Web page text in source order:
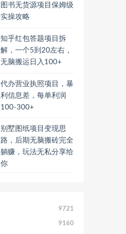
图书无货源项目保姆级
实操攻略
知乎红包答题项目拆
解，一个5到20左右，
无脑搬运日入100+
代办营业执照项目，暴
利信息差，每单利润
100-300+
别墅图纸项目变现思
路，后期无脑搬砖完全
躺赚，玩法无私分享给
你
9721
9160